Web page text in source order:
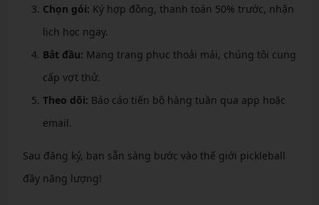
Chọn gói: Ký hợp đồng, thanh toán 50% trước, nhận
lịch học ngay.
Bắt đầu: Mang trang phục thoải mái, chúng tôi cung
cấp vợt thử.
Theo dõi: Báo cáo tiến bộ hàng tuần qua app hoặc
email.
Sau đăng ký, bạn sẵn sàng bước vào thế giới pickleball
đầy năng lượng!